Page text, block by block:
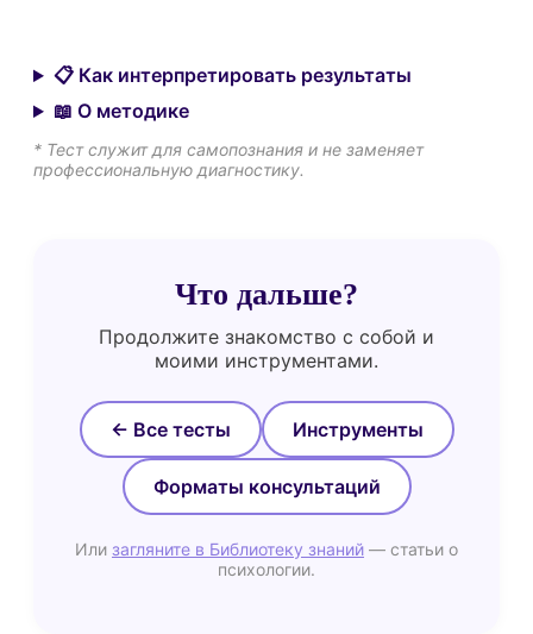
📋 Как интерпретировать результаты
📖 О методике
* Тест служит для самопознания и не заменяет
профессиональную диагностику.
Что дальше?
Продолжите знакомство с собой и
моими инструментами.
← Все тесты Инструменты
Форматы консультаций
Или загляните в Библиотеку знаний — статьи о
психологии.